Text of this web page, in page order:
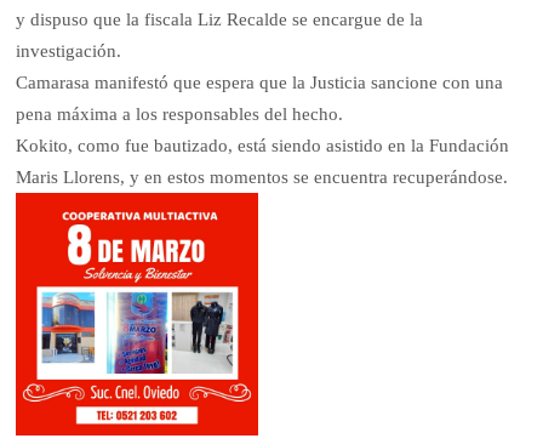
y dispuso que la fiscala Liz Recalde se encargue de la
investigación.
Camarasa manifestó que espera que la Justicia sancione con una
pena máxima a los responsables del hecho.
Kokito, como fue bautizado, está siendo asistido en la Fundación
Maris Llorens, y en estos momentos se encuentra recuperándose.